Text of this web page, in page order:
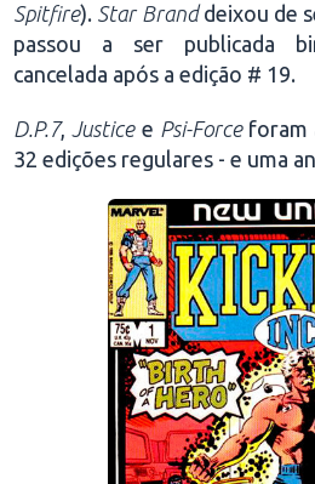
Spitfire). Star Branddeixou de
passou a ser publicada
cancelada após a edição # 19.
D.P.7, Justicee Psi-Forceforam
32 edições regulares - e uma